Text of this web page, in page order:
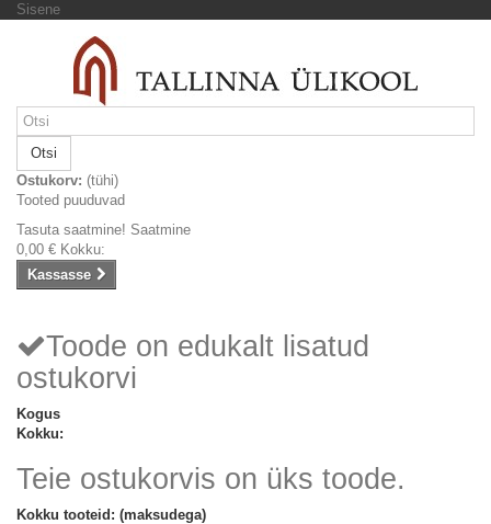
Sisene
Otsi
Ostukorv: (tühi)
Tooted puuduvad
Tasuta saatmine! Saatmine
0,00 € Kokku:
Kassasse
Toode on edukalt lisatud
ostukorvi
Kogus
Kokku:
Teie ostukorvis on üks toode.
Kokku tooteid: (maksudega)